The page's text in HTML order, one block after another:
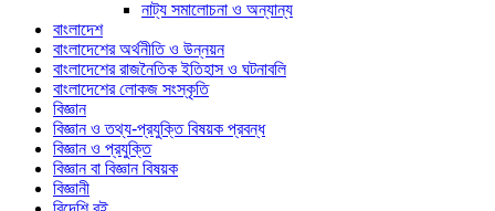
নাট্য সমালোচনা ও অন্যান্য
বাংলাদেশ
বাংলাদেশের অর্থনীতি ও উন্নয়ন
বাংলাদেশের রাজনৈতিক ইতিহাস ও ঘটনাবলি
বাংলাদেশের লোকজ সংস্কৃতি
বিজ্ঞান
বিজ্ঞান ও তথ্য-প্রযুক্তি বিষয়ক প্রবন্ধ
বিজ্ঞান ও প্রযুক্তি
বিজ্ঞান বা বিজ্ঞান বিষয়ক
বিজ্ঞানী